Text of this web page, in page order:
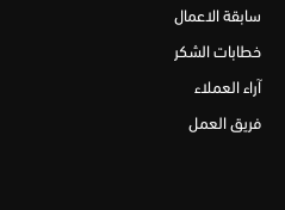
سابقة الاعمال
خطابات الشكر
آراء العملاء
فريق العمل